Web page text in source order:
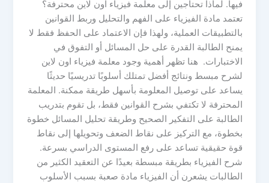
فيها. لماذا تحتاجين إلى معلمة فيزياء اون لاين محترفة؟
تعتمد مادة الفيزياء على الفهم والتحليل وربط القوانين
بالتطبيقات العملية، ولهذا فإن الاعتماد على الحفظ فقط لا
يمنح الطالبة القدرة على حل المسائل أو التفوق في
الاختبارات. هنا تظهر أهمية وجود معلمة فيزياء اون لاين
لشرح مبسط ونتائج أفضل تمتلك أسلوبًا تدريسيًا حديثًا
يساعد على توصيل المعلومة بأسهل طريقة ممكنة. المعلمة
المحترفة لا تكتفي بشرح القوانين فقط، بل تقوم بتدريب
الطالبة على التفكير الصحيح وطريقة تحليل المسائل خطوة
بخطوة، مع التركيز على نقاط الضعف وتحويلها إلى نقاط
قوة حقيقية تساعد على رفع المستوى الدراسي بسرعة.
شرح الفيزياء بطريقة مبسطة بعيدًا عن التعقيد الكثير من
الطالبات يشعرن أن الفيزياء مادة صعبة بسبب الأسلوب